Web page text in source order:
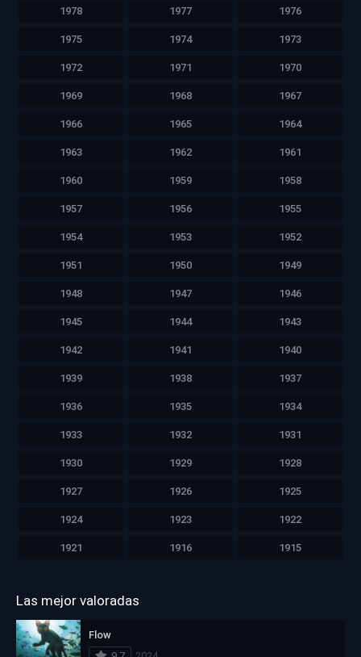
1978 1977 1976
1975 1974 1973
1972 1971 1970
1969 1968 1967
1966 1965 1964
1963 1962 1961
1960 1959 1958
1957 1956 1955
1954 1953 1952
1951 1950 1949
1948 1947 1946
1945 1944 1943
1942 1941 1940
1939 1938 1937
1936 1935 1934
1933 1932 1931
1930 1929 1928
1927 1926 1925
1924 1923 1922
1921 1916 1915
Las mejor valoradas
Flow